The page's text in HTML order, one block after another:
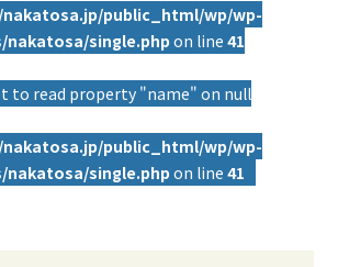
nakatosa.jp/public_html/wp/wp-
single.php on line41
to read property "name" on null
nakatosa.jp/public_html/wp/wp-
single.php on line41